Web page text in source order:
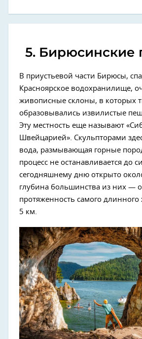
5.
В приустьевой части Бирюсы,
Красноярское водохранилище,
живописные склоны, в которых
образовывались извилистые
Эту местность еще называют
Швейцарией». Скульпторами
вода, размывающая горные
процесс не останавливается до
сегодняшнему дню открыто
глубина большинства из них —
протяженность самого длинного
5 км.